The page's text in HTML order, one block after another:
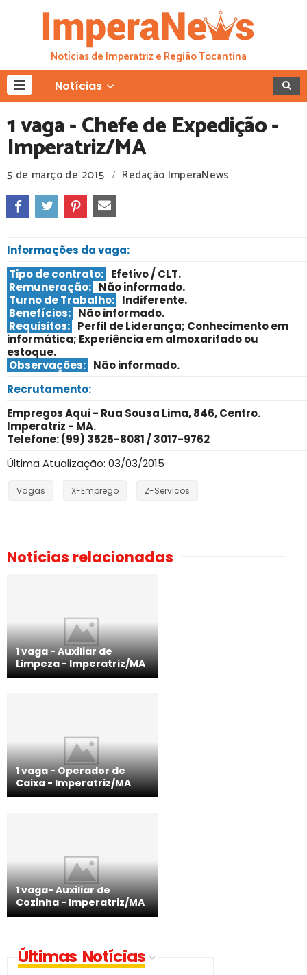
Notícias de Imperatriz e Região Tocantina
Notícias
1 vaga - Chefe de Expedição ­-
Imperatriz/MA
5 de março de 2015 / Redação ImperaNews
Informações da vaga:
Tipo de contrato: Efetivo / CLT.
Remuneração: Não informado.
Turno de Trabalho: Indiferente.
Benefícios: Não informado.
Requisitos: Perfil de Liderança;­ Conhecimento em
informática;­ Experiência em almoxarifado ou
estoque.
Observações: Não informado.
Recrutamento:
Empregos Aqui - Rua Sousa Lima, 846, Centro.
Imperatriz - MA.
Telefone: (99) 3525-8081 / 3017-9762
Última Atualização: 03/03/2015
Vagas X-Emprego Z-Servicos
Notícias relacionadas
1 vaga - Auxiliar de
Limpeza - Imperatriz/MA
1 vaga - Operador de
Caixa - Imperatriz/MA
1 vaga- Auxiliar de
Cozinha - Imperatriz/MA
Últimas Notícias